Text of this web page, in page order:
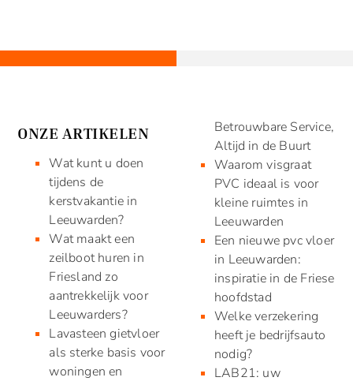
ONZE ARTIKELEN
Wat kunt u doen
tijdens de
kerstvakantie in
Leeuwarden?
Wat maakt een
zeilboot huren in
Friesland zo
aantrekkelijk voor
Leeuwarders?
Lavasteen gietvloer
als sterke basis voor
woningen en
Betrouwbare Service,
Altijd in de Buurt
Waarom visgraat
PVC ideaal is voor
kleine ruimtes in
Leeuwarden
Een nieuwe pvc vloer
in Leeuwarden:
inspiratie in de Friese
hoofdstad
Welke verzekering
heeft je bedrijfsauto
nodig?
LAB21: uw